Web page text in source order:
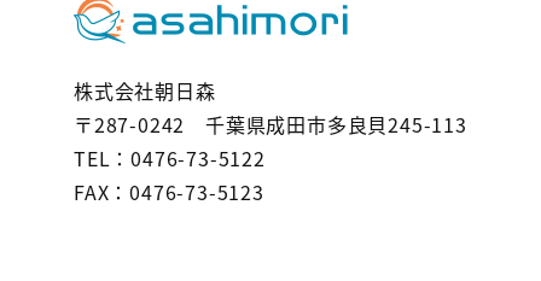
株式会社朝日森
〒287-0242 千葉県成田市多良貝245-113
TEL：0476-73-5122
FAX：0476-73-5123